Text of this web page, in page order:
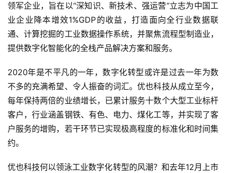
领军企业，旨在以“深知识、新技术、强运营“立志为中国工
业企业降本增效1%GDP的收益，打造面向全行业数据联
通、计算挖掘的工业数据操作系统，并聚焦流程型制造业，
提供数字化智能化的全栈产品解决方案和服务。
2020年是不平凡的一年，数字化转型或许是过去一年为数
不多的充满希望、令人振奋的词汇。优也科技从成立至今，
每年保持两倍的业绩增长，已累计服务十数个大型工业标杆
客户，行业涵盖钢铁、有色、电力、煤化工等，并实现了客
户服务的增购，若干环节已实现极高程度的标准化和时间集
约。
优也科技何以领泳工业数字化转型的风潮？和去年12月上市